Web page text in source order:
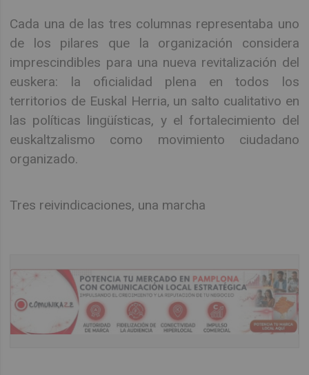
Cada una de las tres columnas representaba uno
de los pilares que la organización considera
imprescindibles para una nueva revitalización del
euskera: la oficialidad plena en todos los
territorios de Euskal Herria, un salto cualitativo en
las políticas lingüísticas, y el fortalecimiento del
euskaltzalismo como movimiento ciudadano
organizado.
Tres reivindicaciones, una marcha